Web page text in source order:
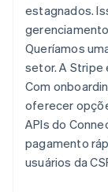
estagnados.
Queríamos
setor. A Stripe
Com
oferecer
APIs do
pagamento
usuários da